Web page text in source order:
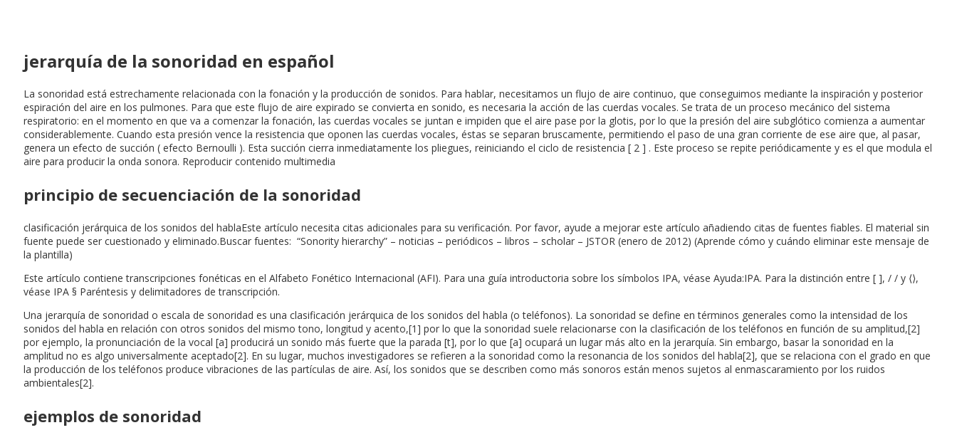
jerarquía de la sonoridad en español
La sonoridad está estrechamente relacionada con la fonación y la producción de sonidos. Para hablar, necesitamos un flujo de aire continuo, que conseguimos mediante la inspiración y posterior
espiración del aire en los pulmones. Para que este flujo de aire expirado se convierta en sonido, es necesaria la acción de las cuerdas vocales. Se trata de un proceso mecánico del sistema
respiratorio: en el momento en que va a comenzar la fonación, las cuerdas vocales se juntan e impiden que el aire pase por la glotis, por lo que la presión del aire subglótico comienza a aumentar
considerablemente. Cuando esta presión vence la resistencia que oponen las cuerdas vocales, éstas se separan bruscamente, permitiendo el paso de una gran corriente de ese aire que, al pasar,
genera un efecto de succión ( efecto Bernoulli ). Esta succión cierra inmediatamente los pliegues, reiniciando el ciclo de resistencia [ 2 ] . Este proceso se repite periódicamente y es el que modula el
aire para producir la onda sonora. Reproducir contenido multimedia
principio de secuenciación de la sonoridad
clasificación jerárquica de los sonidos del hablaEste artículo necesita citas adicionales para su verificación. Por favor, ayude a mejorar este artículo añadiendo citas de fuentes fiables. El material sin
fuente puede ser cuestionado y eliminado.Buscar fuentes: “Sonority hierarchy” – noticias – periódicos – libros – scholar – JSTOR (enero de 2012) (Aprende cómo y cuándo eliminar este mensaje de
la plantilla)
Este artículo contiene transcripciones fonéticas en el Alfabeto Fonético Internacional (AFI). Para una guía introductoria sobre los símbolos IPA, véase Ayuda:IPA. Para la distinción entre [ ], / / y ⟨⟩,
véase IPA § Paréntesis y delimitadores de transcripción.
Una jerarquía de sonoridad o escala de sonoridad es una clasificación jerárquica de los sonidos del habla (o teléfonos). La sonoridad se define en términos generales como la intensidad de los
sonidos del habla en relación con otros sonidos del mismo tono, longitud y acento,[1] por lo que la sonoridad suele relacionarse con la clasificación de los teléfonos en función de su amplitud,[2]
por ejemplo, la pronunciación de la vocal [a] producirá un sonido más fuerte que la parada [t], por lo que [a] ocupará un lugar más alto en la jerarquía. Sin embargo, basar la sonoridad en la
amplitud no es algo universalmente aceptado[2]. En su lugar, muchos investigadores se refieren a la sonoridad como la resonancia de los sonidos del habla[2], que se relaciona con el grado en que
la producción de los teléfonos produce vibraciones de las partículas de aire. Así, los sonidos que se describen como más sonoros están menos sujetos al enmascaramiento por los ruidos
ambientales[2].
ejemplos de sonoridad